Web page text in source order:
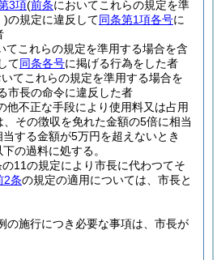
3項(前条においてこれらの規定を準
)の規定に違反して同条第1項各号に
てこれらの規定を準用する場合を含
て同条各号に掲げる行為をした者
てこれらの規定を準用する場合を
市長の命令に違反した者
他不正な手段により使用料又は占用
その徴収を免れた金額の5倍に相当
する金額が5万円を超えないとき
下の過料に処する。
11の規定により市長に代わつてそ
2条の規定の適用については、市長と
の施行につき必要な事項は、市長が